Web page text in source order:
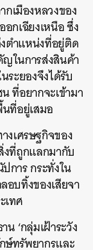
กเมืองหลวงของ
กเฉียงเหนือ ซึ่ง
ตำแหน่งที่อยู่ติด
ญในการส่งสินค้า
ระยองจึงได้รับ
ที่อยากจะเข้ามา
ที่อยู่เสมอ
เศรษฐกิจของ
งที่ถูกแลกมากับ
การ กระทั่งใน
อบทิ้งของเสียจา
เทศ
น ‘กลุ่มเฝ้าระวัง
ษ์ทรัพยากรและ